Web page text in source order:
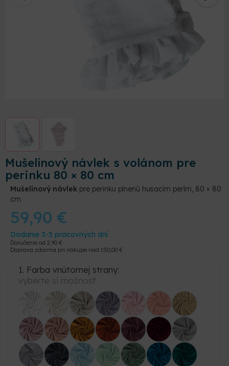
Mušelínový návlek s volánom pre
perinku 80 × 80 cm
Mušelínový návlek pre perinku plnenú husacím perím, 80 × 80
cm.
59,90 €
Dodanie 3-5 pracovných dní
Doručenie od 2,90 €
Doprava zdarma pri nákupe nad 150,00 €
1. Farba vnútornej strany:
vyberte si možnosť